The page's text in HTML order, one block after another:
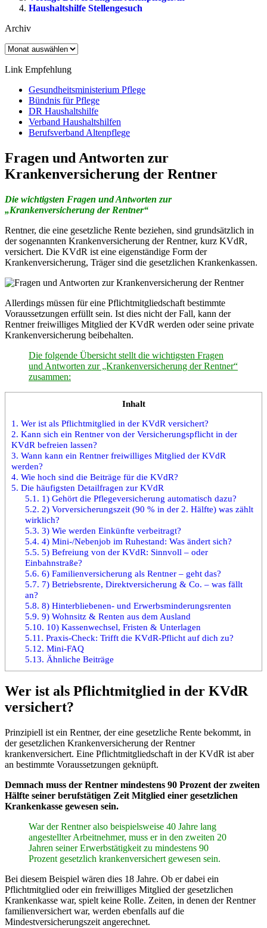
Haushaltshilfe Stellengesuch
Archiv
Archiv
Link Empfehlung
Gesundheitsministerium Pflege
Bündnis für Pflege
DR Haushaltshilfe
Verband Haushaltshilfen
Berufsverband Altenpflege
Fragen und Antworten zur
Krankenversicherung der Rentner
Die wichtigsten Fragen und Antworten zur
„Krankenversicherung der Rentner“
Rentner, die eine gesetzliche Rente beziehen, sind grundsätzlich in
der sogenannten Krankenversicherung der Rentner, kurz KVdR,
versichert. Die KVdR ist eine eigenständige Form der
Krankenversicherung, Träger sind die gesetzlichen Krankenkassen.
Allerdings müssen für eine Pflichtmitgliedschaft bestimmte
Voraussetzungen erfüllt sein. Ist dies nicht der Fall, kann der
Rentner freiwilliges Mitglied der KVdR werden oder seine private
Krankenversicherung beibehalten.
Die folgende Übersicht stellt die wichtigsten Fragen
und Antworten zur „Krankenversicherung der Rentner“
zusammen:
Inhalt
1. Wer ist als Pflichtmitglied in der KVdR versichert?
2. Kann sich ein Rentner von der Versicherungspflicht in der
KVdR befreien lassen?
3. Wann kann ein Rentner freiwilliges Mitglied der KVdR
werden?
4. Wie hoch sind die Beiträge für die KVdR?
5. Die häufigsten Detailfragen zur KVdR
5.1. 1) Gehört die Pflegeversicherung automatisch dazu?
5.2. 2) Vorversicherungszeit (90 % in der 2. Hälfte) was zählt
wirklich?
5.3. 3) Wie werden Einkünfte verbeitragt?
5.4. 4) Mini-/Nebenjob im Ruhestand: Was ändert sich?
5.5. 5) Befreiung von der KVdR: Sinnvoll – oder
Einbahnstraße?
5.6. 6) Familienversicherung als Rentner – geht das?
5.7. 7) Betriebsrente, Direktversicherung & Co. – was fällt
an?
5.8. 8) Hinterbliebenen- und Erwerbsminderungsrenten
5.9. 9) Wohnsitz & Renten aus dem Ausland
5.10. 10) Kassenwechsel, Fristen & Unterlagen
5.11. Praxis-Check: Trifft die KVdR-Pflicht auf dich zu?
5.12. Mini-FAQ
5.13. Ähnliche Beiträge
Wer ist als Pflichtmitglied in der KVdR
versichert?
Prinzipiell ist ein Rentner, der eine gesetzliche Rente bekommt, in
der gesetzlichen Krankenversicherung der Rentner
krankenversichert. Eine Pflichtmitgliedschaft in der KVdR ist aber
an bestimmte Voraussetzungen geknüpft.
Demnach muss der Rentner mindestens 90 Prozent der zweiten
Hälfte seiner berufstätigen Zeit Mitglied einer gesetzlichen
Krankenkasse gewesen sein.
War der Rentner also beispielsweise 40 Jahre lang
angestellter Arbeitnehmer, muss er in den zweiten 20
Jahren seiner Erwerbstätigkeit zu mindestens 90
Prozent gesetzlich krankenversichert gewesen sein.
Bei diesem Beispiel wären dies 18 Jahre. Ob er dabei ein
Pflichtmitglied oder ein freiwilliges Mitglied der gesetzlichen
Krankenkasse war, spielt keine Rolle. Zeiten, in denen der Rentner
familienversichert war, werden ebenfalls auf die
Mindestversicherungszeit angerechnet.